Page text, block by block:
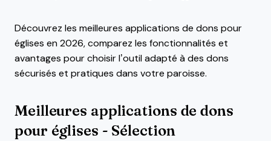
Découvrez les meilleures applications de dons pour
églises en 2026, comparez les fonctionnalités et
avantages pour choisir l’outil adapté à des dons
sécurisés et pratiques dans votre paroisse.
Meilleures applications de dons
pour églises - Sélection